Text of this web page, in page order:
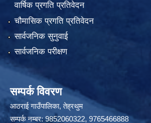
वार्षिक प्रगति प्रतिवेदन
चौमासिक प्रगति प्रतिवेदन
सार्वजनिक सुनुवाई
सार्वजनिक परीक्षण
सम्पर्क विवरण
आठराई गाउँपालिका, तेह्रथुम
सम्पर्क नम्बर: 9852060322, 9765466888